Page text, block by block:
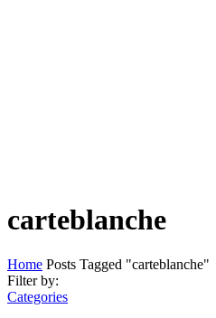
carteblanche
Home Posts Tagged "carteblanche"
Filter by:
Categories